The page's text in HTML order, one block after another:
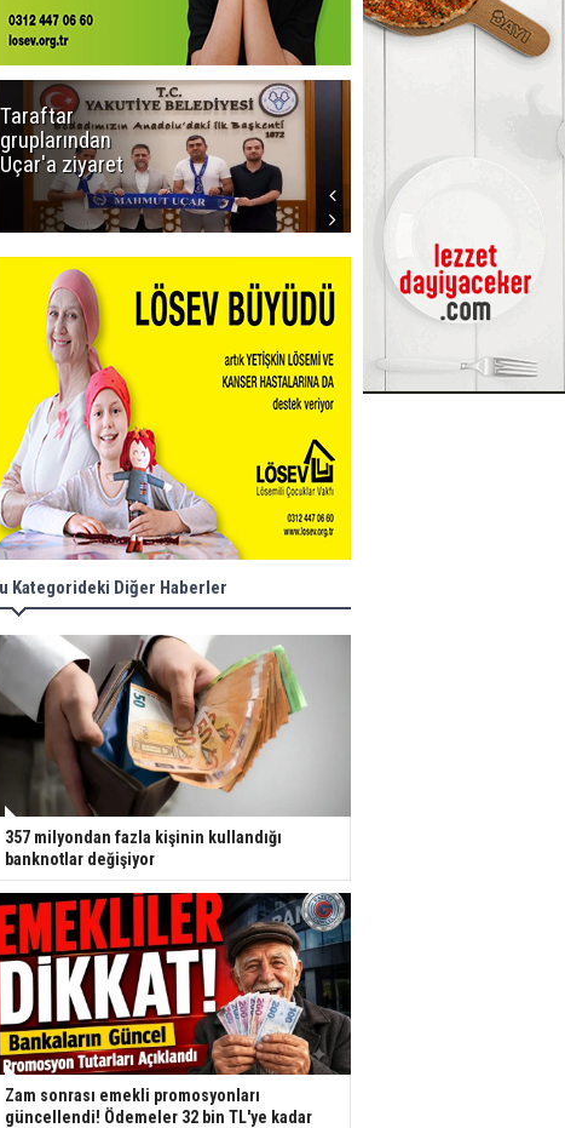
Taraftar
gruplarından
Uçar'a ziyaret
başlıyor! İlk
düdük Bolu'da
çalacak
Kategorideki Diğer Haberler
357 milyondan fazla kişinin kullandığı
banknotlar değişiyor
Zam sonrası emekli promosyonları
güncellendi! Ödemeler 32 bin TL'ye kadar